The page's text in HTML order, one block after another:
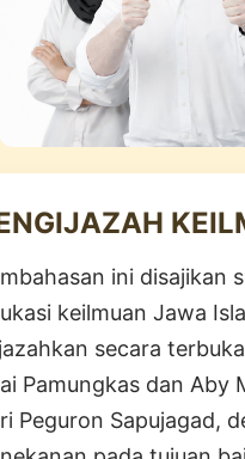
ini disajikan
keilmuan Jawa
secara
Pamungkas dan Aby
Peguron Sapujagad,